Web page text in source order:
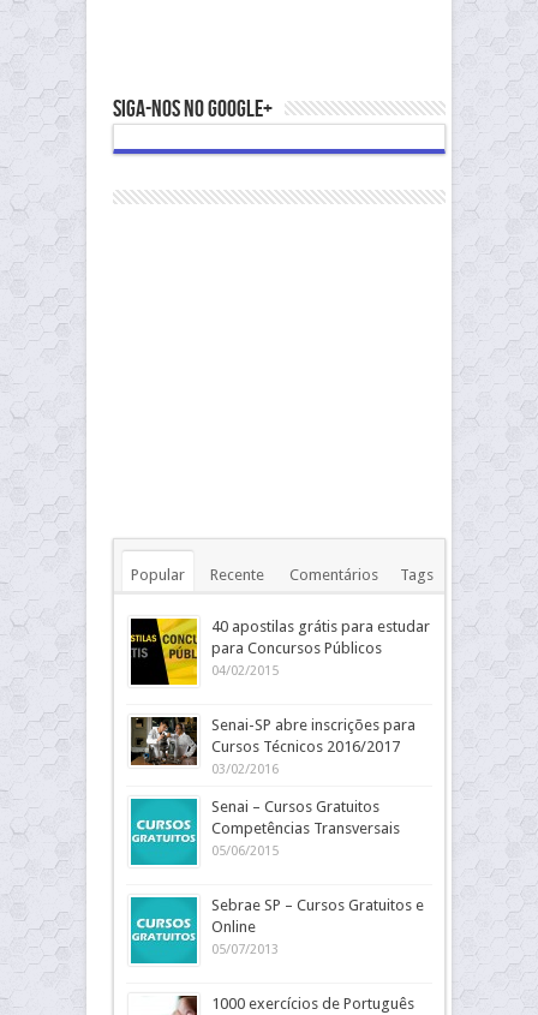
Siga-nos no Google+
Popular Recente Comentários Tags
40 apostilas grátis para estudar
para Concursos Públicos
04/02/2015
Senai-SP abre inscrições para
Cursos Técnicos 2016/2017
03/02/2016
Senai – Cursos Gratuitos
Competências Transversais
05/06/2015
Sebrae SP – Cursos Gratuitos e
Online
05/07/2013
1000 exercícios de Português